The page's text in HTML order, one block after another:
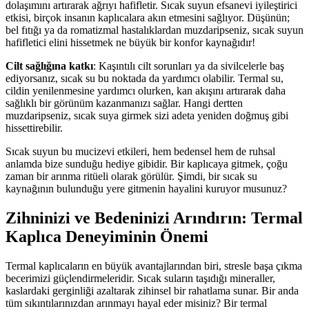
dolaşımını artırarak ağrıyı hafifletir. Sıcak suyun efsanevi iyileştirici
etkisi, birçok insanın kaplıcalara akın etmesini sağlıyor. Düşünün;
bel fıtığı ya da romatizmal hastalıklardan muzdaripseniz, sıcak suyun
hafifletici elini hissetmek ne büyük bir konfor kaynağıdır!
Cilt sağlığına katkı: Kaşıntılı cilt sorunları ya da sivilcelerle baş
ediyorsanız, sıcak su bu noktada da yardımcı olabilir. Termal su,
cildin yenilenmesine yardımcı olurken, kan akışını artırarak daha
sağlıklı bir görünüm kazanmanızı sağlar. Hangi dertten
muzdaripseniz, sıcak suya girmek sizi adeta yeniden doğmuş gibi
hissettirebilir.
Sıcak suyun bu mucizevi etkileri, hem bedensel hem de ruhsal
anlamda bize sunduğu hediye gibidir. Bir kaplıcaya gitmek, çoğu
zaman bir arınma ritüeli olarak görülür. Şimdi, bir sıcak su
kaynağının bulunduğu yere gitmenin hayalini kuruyor musunuz?
Zihninizi ve Bedeninizi Arındırın: Termal
Kaplıca Deneyiminin Önemi
Termal kaplıcaların en büyük avantajlarından biri, stresle başa çıkma
becerimizi güçlendirmeleridir. Sıcak suların taşıdığı mineraller,
kaslardaki gerginliği azaltarak zihinsel bir rahatlama sunar. Bir anda
tüm sıkıntılarınızdan arınmayı hayal eder misiniz? Bir termal